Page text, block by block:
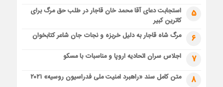
5
استجابت دعای آقا محمد خان قاجار در طلب حق مرگ برای
کاترین کبیر
6 مرگ شاه قاجار به دلیل خربزه و نجات جان شاعر کتابخوان
7 اجلاس سران اتحادیه اروپا و مناسبات با مسکو
8 متن کامل سند «راهبرد امنیت ملی فدراسیون روسیه» ۲۰۲۱